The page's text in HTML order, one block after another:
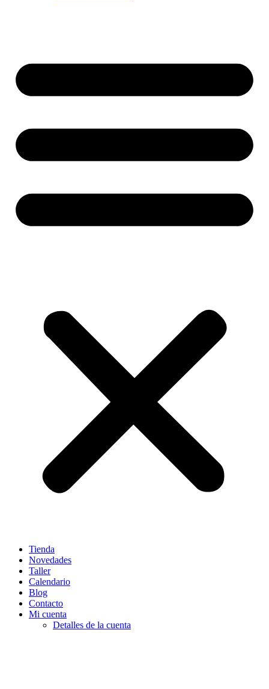
Tienda
Novedades
Taller
Calendario
Blog
Contacto
Mi cuenta
Detalles de la cuenta